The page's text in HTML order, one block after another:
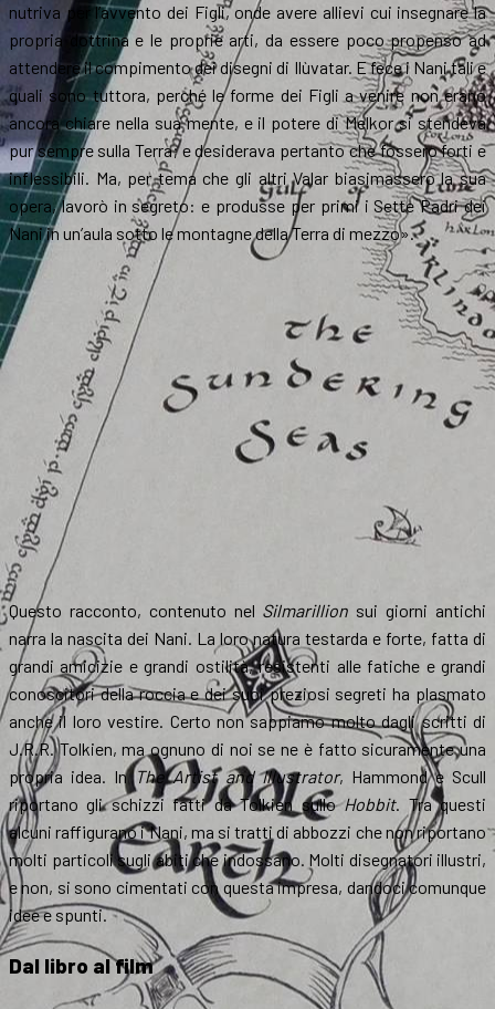
nutriva per l’avvento dei Figli, onde avere allievi cui insegnare la
propria dottrina e le proprie arti, da essere poco propenso ad
attendere il compimento dei disegni di Ilùvatar. E fece i Nani tali e
quali sono tuttora, perché le forme dei Figli a venire non erano
ancora chiare nella sua mente, e il potere di Melkor si stendeva
pur sempre sulla Terra; e desiderava pertanto che fossero forti e
inflessibili. Ma, per tema che gli altri Valar biasimassero la sua
opera, lavorò in segreto: e produsse per primi i Sette Padri dei
Nani in un’aula sotto le montagne della Terra di mezzo».
Questo racconto, contenuto nel Silmarillion sui giorni antichi
narra la nascita dei Nani. La loro natura testarda e forte, fatta di
grandi amicizie e grandi ostilità, resistenti alle fatiche e grandi
conoscitori della roccia e dei suoi preziosi segreti ha plasmato
anche il loro vestire. Certo non sappiamo molto dagli scritti di
J.R.R. Tolkien, ma ognuno di noi se ne è fatto sicuramente una
propria idea. InThe Artist and Illustrator, Hammond e Scull
riportano gli schizzi fatti da Tolkien sulloHobbit. Tra questi
alcuni raffigurano i Nani, ma si tratti di abbozzi che non riportano
molti particoli sugli abiti che indossano. Molti disegnatori illustri,
e non, si sono cimentati con questa impresa, dandoci comunque
idee e spunti.
Dal libro al film